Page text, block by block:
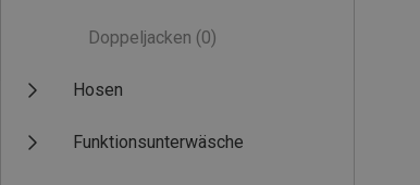
Doppeljacken (0)
Hosen
Funktionsunterwäsche